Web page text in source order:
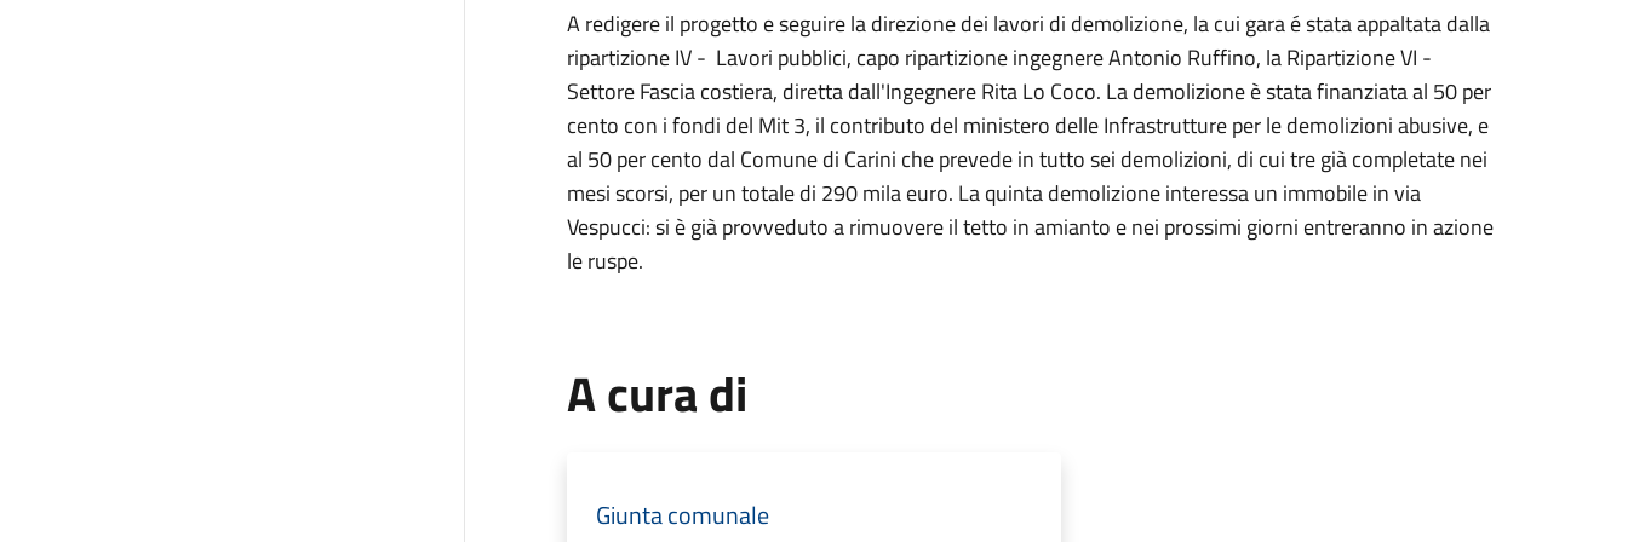
A redigere il progetto e seguire la direzione dei lavori di demolizione, la cui gara é stata appaltata dalla
ripartizione IV - Lavori pubblici, capo ripartizione ingegnere Antonio Ruffino, la Ripartizione VI -
Settore Fascia costiera, diretta dall'Ingegnere Rita Lo Coco. La demolizione è stata finanziata al 50 per
cento con i fondi del Mit 3, il contributo del ministero delle Infrastrutture per le demolizioni abusive, e
al 50 per cento dal Comune di Carini che prevede in tutto sei demolizioni, di cui tre già completate nei
mesi scorsi, per un totale di 290 mila euro. La quinta demolizione interessa un immobile in via
Vespucci: si è già provveduto a rimuovere il tetto in amianto e nei prossimi giorni entreranno in azione
le ruspe.
A cura di
Giunta comunale